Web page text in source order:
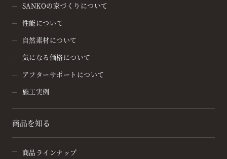
SANKOの家づくりについて
性能について
自然素材について
気になる価格について
アフターサポートについて
施工実例
商品を知る
商品ラインナップ